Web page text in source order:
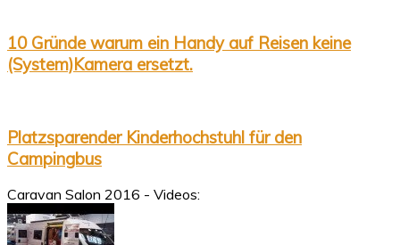
10 Gründe warum ein Handy auf Reisen keine
(System)Kamera ersetzt.
Platzsparender Kinderhochstuhl für den
Campingbus
Caravan Salon 2016 - Videos: